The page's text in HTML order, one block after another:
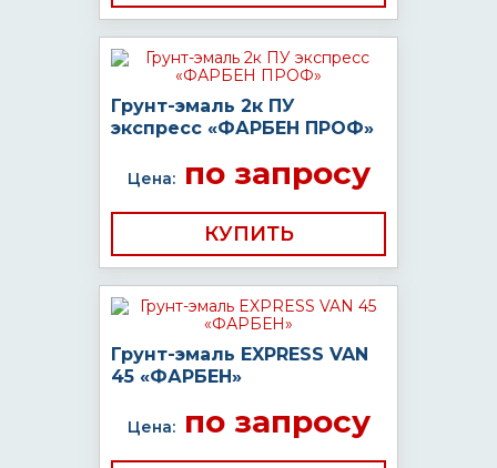
Грунт-эмаль 2к ПУ
экспресс «ФАРБЕН ПРОФ»
Цена:по запросу
КУПИТЬ
Грунт-эмаль EXPRESS VAN
45 «ФАРБЕН»
Цена:по запросу